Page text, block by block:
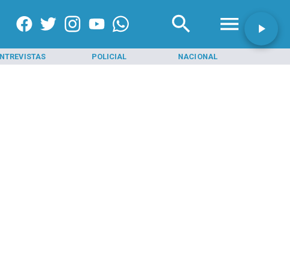
POLICIAL NACIONAL